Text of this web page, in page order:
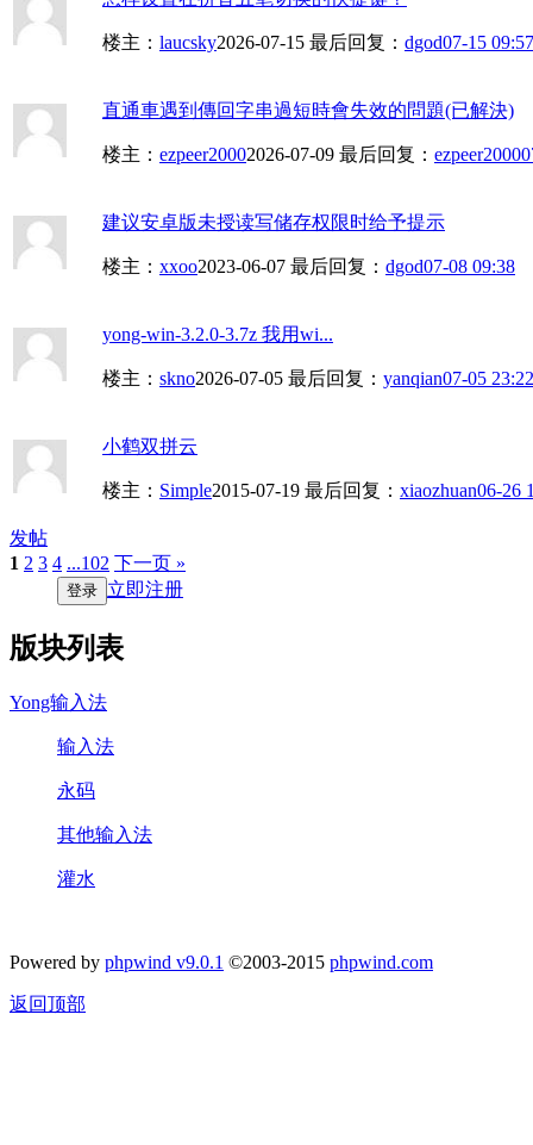
楼主： laucsky2026-07-15 最后回复： dgod07-15 09:57
直通車遇到傳回字串過短時會失效的問題(已解決)
楼主： ezpeer20002026-07-09 最后回复： ezpeer2000
建议安卓版未授读写储存权限时给予提示
楼主： xxoo2023-06-07 最后回复： dgod07-08 09:38
yong-win-3.2.0-3.7z 我用wi...
楼主： skno2026-07-05 最后回复： yanqian07-05 23:22
小鹤双拼云
楼主： Simple2015-07-19 最后回复： xiaozhuan06-26
发帖
1 2 3 4 ...102 下一页 »
登录 立即注册
版块列表
Yong输入法
输入法
永码
其他输入法
灌水
Powered by phpwind v9.0.1 ©2003-2015 phpwind.com
返回顶部